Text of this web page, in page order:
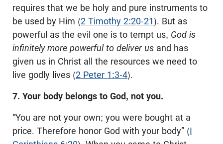
requires that we be holy and pure instruments to
be used by Him (2 Timothy 2:20-21). But as
powerful as the evil one is to tempt us, God is
infinitely more powerful to deliver us and has
given us in Christ all the resources we need to
live godly lives (2 Peter 1:3-4).
7. Your body belongs to God, not you.
“You are not your own; you were bought at a
price. Therefore honor God with your body” (I